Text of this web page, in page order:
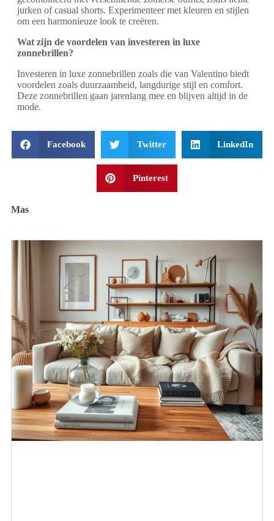
jurken of casual shorts. Experimenteer met kleuren en stijlen
om een harmonieuze look te creëren.
Wat zijn de voordelen van investeren in luxe
zonnebrillen?
Investeren in luxe zonnebrillen zoals die van Valentino biedt
voordelen zoals duurzaamheid, langdurige stijl en comfort.
Deze zonnebrillen gaan jarenlang mee en blijven altijd in de
mode.
Facebook Twitter LinkedIn
Pinterest
Mas